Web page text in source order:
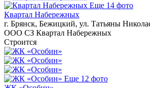
Еще 14 фото
Квартал Набережных
г. Брянск, Бежицкий, ул. Татьяны
ООО СЗ Квартал Набережных
Строится
Еще 12 фото